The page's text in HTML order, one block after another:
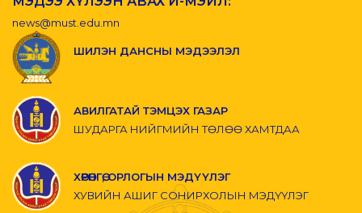
news@must.edu.mn
ШИЛЭН ДАНСНЫ МЭДЭЭЛЭЛ
АВИЛГАТАЙ ТЭМЦЭХ ГАЗАР
ШУДАРГА НИЙГМИЙН ТӨЛӨӨ ХАМТДАА
ХӨРӨНГӨ, ОРЛОГЫН МЭДҮҮЛЭГ
ХУВИЙН АШИГ СОНИРХОЛЫН МЭДҮҮЛЭГ